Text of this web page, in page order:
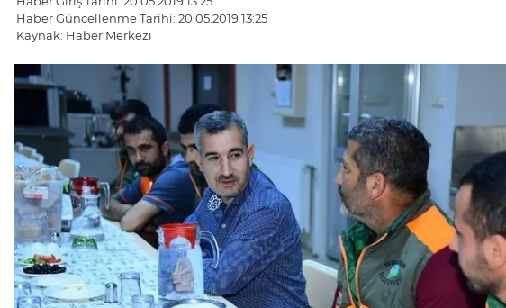
Haber Güncellenme Tarihi: 20.05.2019 13:25
Kaynak: Haber Merkezi